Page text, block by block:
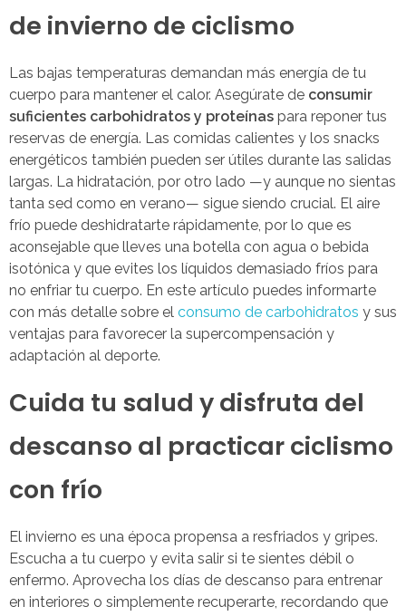
de invierno de ciclismo
Las bajas temperaturas demandan más energía de tu
cuerpo para mantener el calor. Asegúrate de consumir
suficientes carbohidratos y proteínas para reponer tus
reservas de energía. Las comidas calientes y los snacks
energéticos también pueden ser útiles durante las salidas
largas. La hidratación, por otro lado —y aunque no sientas
tanta sed como en verano— sigue siendo crucial. El aire
frío puede deshidratarte rápidamente, por lo que es
aconsejable que lleves una botella con agua o bebida
isotónica y que evites los líquidos demasiado fríos para
no enfriar tu cuerpo. En este artículo puedes informarte
con más detalle sobre el consumo de carbohidratos y sus
ventajas para favorecer la supercompensación y
adaptación al deporte.
Cuida tu salud y disfruta del
descanso al practicar ciclismo
con frío
El invierno es una época propensa a resfriados y gripes.
Escucha a tu cuerpo y evita salir si te sientes débil o
enfermo. Aprovecha los días de descanso para entrenar
en interiores o simplemente recuperarte, recordando que